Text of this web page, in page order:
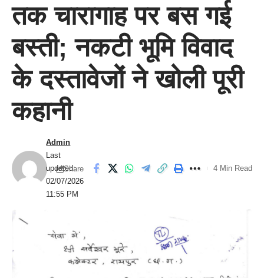
तक चारागाह पर बस गई
बस्ती; नकटी भूमि विवाद
के दस्तावेजों ने खोली पूरी
कहानी
Last
updated:
02/07/2026
11:55 PM
Admin
Share 4 Min Read